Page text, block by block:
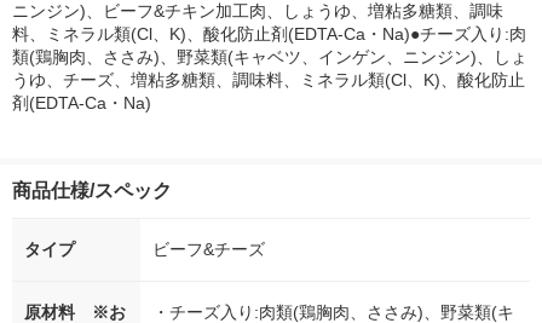
ニンジン)、ビーフ&チキン加工肉、しょうゆ、増粘多糖類、調味
料、ミネラル類(Cl、K)、酸化防止剤(EDTA-Ca・Na)●チーズ入り:肉
類(鶏胸肉、ささみ)、野菜類(キャベツ、インゲン、ニンジン)、しょ
うゆ、チーズ、増粘多糖類、調味料、ミネラル類(Cl、K)、酸化防止
剤(EDTA-Ca・Na)
商品仕様/スペック
タイプ ビーフ&チーズ
原材料 ※お
・チーズ入り:肉類(鶏胸肉、ささみ)、野菜類(キ